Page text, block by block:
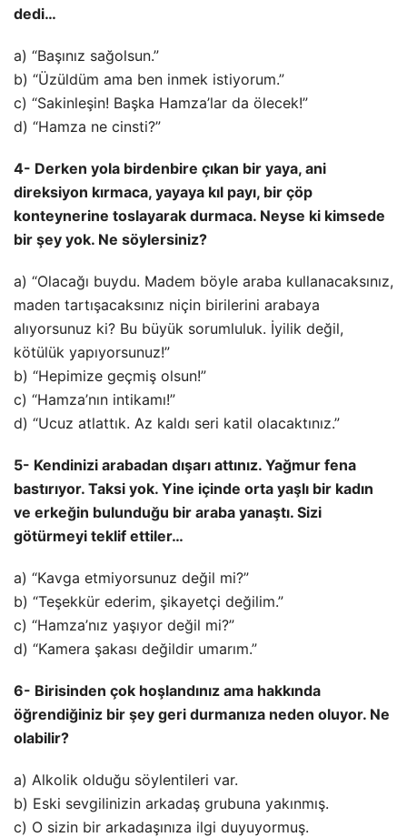
dedi…
a) “Başınız sağolsun.”
b) “Üzüldüm ama ben inmek istiyorum.”
c) “Sakinleşin! Başka Hamza’lar da ölecek!”
d) “Hamza ne cinsti?”
4- Derken yola birdenbire çıkan bir yaya, ani
direksiyon kırmaca, yayaya kıl payı, bir çöp
konteynerine toslayarak durmaca. Neyse ki kimsede
bir şey yok. Ne söylersiniz?
a) “Olacağı buydu. Madem böyle araba kullanacaksınız,
maden tartışacaksınız niçin birilerini arabaya
alıyorsunuz ki? Bu büyük sorumluluk. İyilik değil,
kötülük yapıyorsunuz!”
b) “Hepimize geçmiş olsun!”
c) “Hamza’nın intikamı!”
d) “Ucuz atlattık. Az kaldı seri katil olacaktınız.”
5- Kendinizi arabadan dışarı attınız. Yağmur fena
bastırıyor. Taksi yok. Yine içinde orta yaşlı bir kadın
ve erkeğin bulunduğu bir araba yanaştı. Sizi
götürmeyi teklif ettiler…
a) “Kavga etmiyorsunuz değil mi?”
b) “Teşekkür ederim, şikayetçi değilim.”
c) “Hamza’nız yaşıyor değil mi?”
d) “Kamera şakası değildir umarım.”
6- Birisinden çok hoşlandınız ama hakkında
öğrendiğiniz bir şey geri durmanıza neden oluyor. Ne
olabilir?
a) Alkolik olduğu söylentileri var.
b) Eski sevgilinizin arkadaş grubuna yakınmış.
c) O sizin bir arkadaşınıza ilgi duyuyormuş.